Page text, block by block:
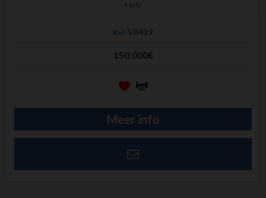
+ Info
Ref. VB419
150.000€
Meer info